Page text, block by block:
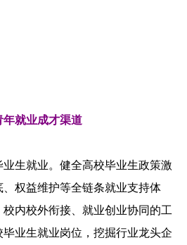
就业成才渠道
业生就业。健全高校毕业生政策激
权益维护等全链条就业支持体
内校外衔接、就业创业协同的工
业生就业岗位，挖掘行业龙头企